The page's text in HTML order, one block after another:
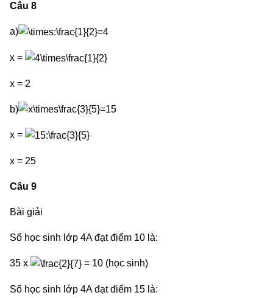
Câu 8
a)
x =
x = 2
b)
x =
x = 25
Câu 9
Bài giải
Số học sinh lớp 4A đạt điểm 10 là:
35 x = 10 (học sinh)
Số học sinh lớp 4A đạt điểm 15 là: